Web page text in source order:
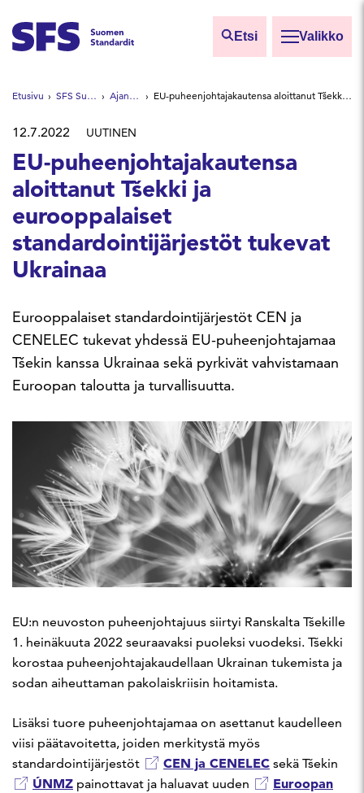
Etsi Valikko
Etsi sivuilta
Hae hakutermillä
Etusivu SFS Suomen Standardit Ajankohtaista EU-puheenjohtajakautensa aloittanut Tšekki ja eurooppalaiset standardointijärjestöt tukevat Ukrainaa
12.7.2022 UUTINEN
EU-puheenjohtajakautensa
aloittanut Tšekki ja
eurooppalaiset
standardointijärjestöt tukevat
Ukrainaa
Eurooppalaiset standardointijärjestöt CEN ja
CENELEC tukevat yhdessä EU-puheenjohtajamaa
Tšekin kanssa Ukrainaa sekä pyrkivät vahvistamaan
Euroopan taloutta ja turvallisuutta.
EU:n neuvoston puheenjohtajuus siirtyi Ranskalta Tšekille
1. heinäkuuta 2022 seuraavaksi puoleksi vuodeksi. Tšekki
korostaa puheenjohtajakaudellaan Ukrainan tukemista ja
sodan aiheuttaman pakolaiskriisin hoitamista.
Lisäksi tuore puheenjohtajamaa on asettanut kaudelleen
viisi päätavoitetta, joiden merkitystä myös
standardointijärjestöt
CEN ja CENELEC sekä Tšekin
ÚNMZ painottavat ja haluavat uuden
Euroopan